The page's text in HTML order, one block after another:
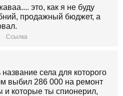
это, как я не буду
продажный бюджет, а
Ссылка
села для которого
выбил 286 000 на ремонт
и которые ты спионерил,